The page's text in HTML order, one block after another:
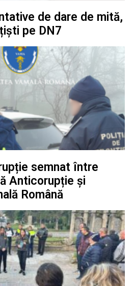
de dare de mită,
pe DN7
semnat între
Anticorupție și
Română